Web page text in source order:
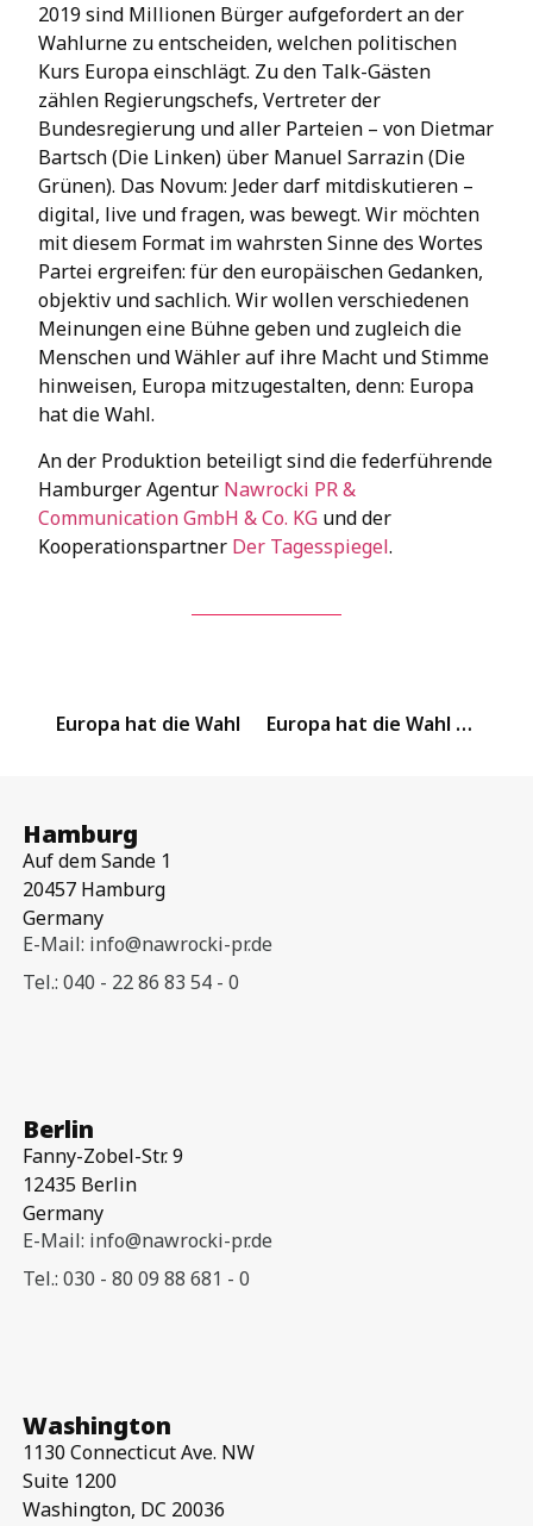
2019 sind Millionen Bürger aufgefordert an der
Wahlurne zu entscheiden, welchen politischen
Kurs Europa einschlägt. Zu den Talk-Gästen
zählen Regierungschefs, Vertreter der
Bundesregierung und aller Parteien – von Dietmar
Bartsch (Die Linken) über Manuel Sarrazin (Die
Grünen). Das Novum: Jeder darf mitdiskutieren –
digital, live und fragen, was bewegt. Wir möchten
mit diesem Format im wahrsten Sinne des Wortes
Partei ergreifen: für den europäischen Gedanken,
objektiv und sachlich. Wir wollen verschiedenen
Meinungen eine Bühne geben und zugleich die
Menschen und Wähler auf ihre Macht und Stimme
hinweisen, Europa mitzugestalten, denn: Europa
hat die Wahl.
An der Produktion beteiligt sind die federführende
Hamburger Agentur Nawrocki PR &
Communication GmbH & Co. KG und der
Kooperationspartner Der Tagesspiegel.
Europa hat die Wahl Europa hat die Wahl – Dr. Franziska Brantner Folge 1 in Kooperation mit Der Tagesspiegel
Hamburg
Auf dem Sande 1
20457 Hamburg
Germany
E-Mail: info@nawrocki-pr.de
Tel.: 040 - 22 86 83 54 - 0
Berlin
Fanny-Zobel-Str. 9
12435 Berlin
Germany
E-Mail: info@nawrocki-pr.de
Tel.: 030 - 80 09 88 681 - 0
Washington
1130 Connecticut Ave. NW
Suite 1200
Washington, DC 20036